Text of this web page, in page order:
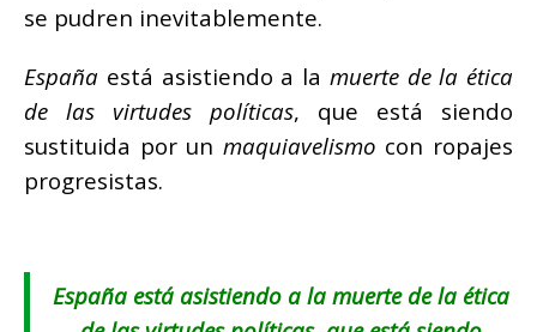
se pudren inevitablemente.
España está asistiendo a la muerte de la ética
de las virtudes políticas, que está siendo
sustituida por un maquiavelismo con ropajes
progresistas.
España está asistiendo a la muerte de la ética